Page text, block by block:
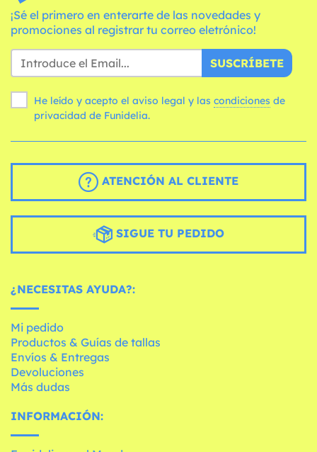
¡Sé el primero en enterarte de las novedades y
promociones al registrar tu correo eletrónico!
SUSCRÍBETE
He leído y acepto el aviso legal y las condiciones
privacidad de Funidelia.
ATENCIÓN AL CLIENTE
SIGUE TU PEDIDO
¿NECESITAS AYUDA?:
Mi pedido
Productos & Guías de tallas
Envíos & Entregas
Devoluciones
Más dudas
INFORMACIÓN: